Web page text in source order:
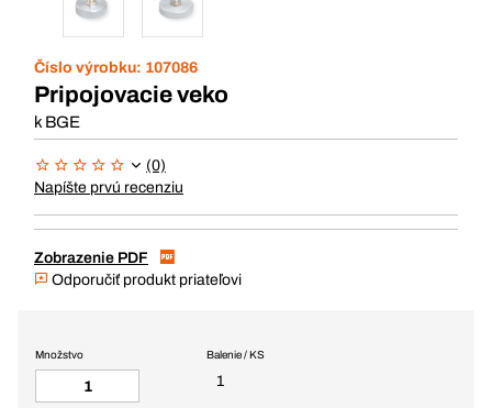
Číslo výrobku: 107086
Pripojovacie veko
k BGE
(0)
Napíšte prvú recenziu
Zobrazenie PDF
Odporučiť produkt priateľovi
Balenie / KS
1
Množstvo